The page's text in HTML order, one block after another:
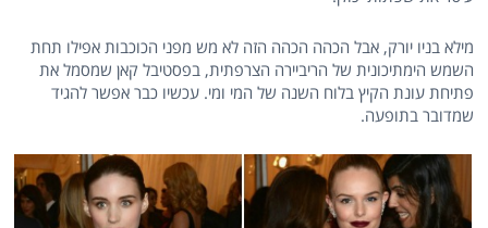
מילא בניו יורק, אבל הכהה הכהה הזה לא מש מפני הכוכבות אפילו תחת
השמש הימתיכונית של הריביירה הצרפתית, בפסטיבל קאן שמסמל את
פתיחת עונת הקיץ בלוח השנה של המי ומי. עכשיו כבר אפשר להגיד
שמדובר בתופעה.